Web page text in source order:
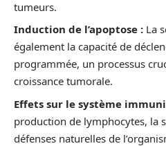
tumeurs.
Induction de l’apoptose : La
également la capacité de
programmée, un processus
croissance tumorale.
Effets sur le système
production de lymphocytes, la
défenses naturelles de